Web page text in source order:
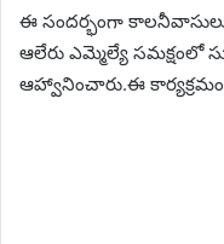
ఈ సందర్భంగా
ఆలేరు ఎమ్మెల్యే సమక్షంలో
ఆహ్వానించారు.ఈ